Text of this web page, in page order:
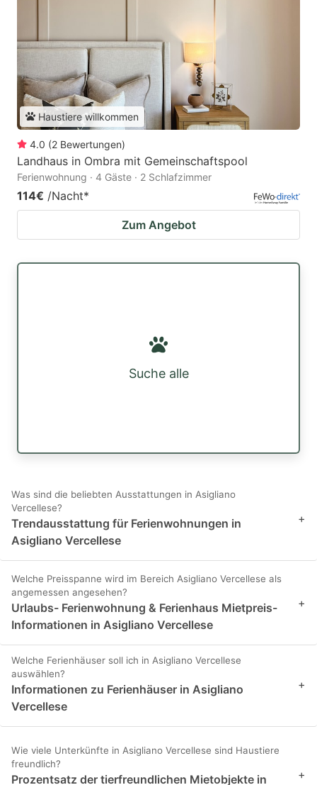
Haustiere willkommen
4.0 (2 Bewertungen)
Landhaus in Ombra mit Gemeinschaftspool
Ferienwohnung · 4 Gäste · 2 Schlafzimmer
114€ /Nacht*
Zum Angebot
Suche alle
Was sind die beliebten Ausstattungen in Asigliano
Vercellese?
Trendausstattung für Ferienwohnungen in
Asigliano Vercellese
+
Welche Preisspanne wird im Bereich Asigliano Vercellese als
angemessen angesehen?
Urlaubs- Ferienwohnung & Ferienhaus Mietpreis-
Informationen in Asigliano Vercellese
+
Welche Ferienhäuser soll ich in Asigliano Vercellese
auswählen?
Informationen zu Ferienhäuser in Asigliano
Vercellese
+
Wie viele Unterkünfte in Asigliano Vercellese sind Haustiere
freundlich?
Prozentsatz der tierfreundlichen Mietobjekte in
+